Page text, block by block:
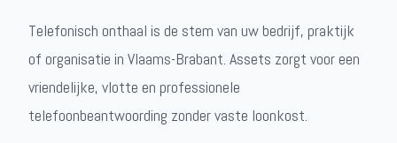
Telefonisch onthaal is de stem van uw bedrijf, praktijk
of organisatie in Vlaams-Brabant. Assets zorgt voor een
vriendelijke, vlotte en professionele
telefoonbeantwoording zonder vaste loonkost.